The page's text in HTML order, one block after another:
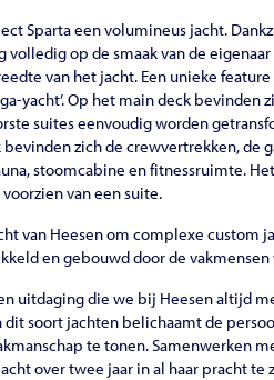
Sparta een volumineus jacht.
op de smaak van de
van het jacht. Een unieke
yacht’. Op het main deck bevinden
suites eenvoudig worden
zich de crewvertrekken, de
stoomcabine en fitnessruimte.
van een suite.
van Heesen om complexe custom
en gebouwd door de vakmensen
uitdaging die we bij Heesen altijd
dit soort jachten belichaamt de
te tonen. Samenwerken
over twee jaar in al haar pracht te